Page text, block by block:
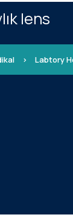
lens
> Labtory